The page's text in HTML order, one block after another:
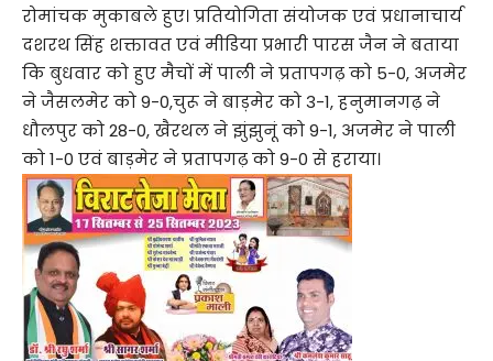
रोमांचक मुकाबले हुए। प्रतियोगिता संयोजक एवं प्रधानाचार्य
दशरथ सिंह शक्तावत एवं मीडिया प्रभारी पारस जैन ने बताया
कि बुधवार को हुए मैचों में पाली ने प्रतापगढ़ को 5-0, अजमेर
ने जैसलमेर को 9-0,चुरू ने बाड़मेर को 3-1, हनुमानगढ़ ने
धौलपुर को 28-0, खैरथल ने झुंझुनूं को 9-1, अजमेर ने पाली
को 1-0 एवं बाड़मेर ने प्रतापगढ़ को 9-0 से हराया।